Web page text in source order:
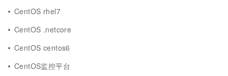
CentOS rhel7
CentOS .netcore
CentOS centos6
CentOS监控平台